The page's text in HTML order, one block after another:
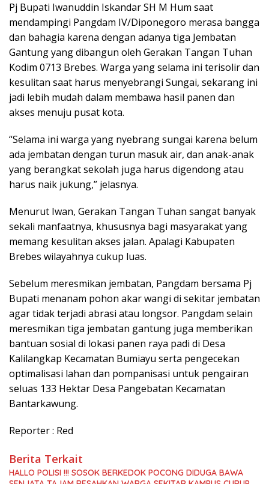
Pj Bupati Iwanuddin Iskandar SH M Hum saat
mendampingi Pangdam IV/Diponegoro merasa bangga
dan bahagia karena dengan adanya tiga Jembatan
Gantung yang dibangun oleh Gerakan Tangan Tuhan
Kodim 0713 Brebes. Warga yang selama ini terisolir dan
kesulitan saat harus menyebrangi Sungai, sekarang ini
jadi lebih mudah dalam membawa hasil panen dan
akses menuju pusat kota.
“Selama ini warga yang nyebrang sungai karena belum
ada jembatan dengan turun masuk air, dan anak-anak
yang berangkat sekolah juga harus digendong atau
harus naik jukung,” jelasnya.
Menurut Iwan, Gerakan Tangan Tuhan sangat banyak
sekali manfaatnya, khususnya bagi masyarakat yang
memang kesulitan akses jalan. Apalagi Kabupaten
Brebes wilayahnya cukup luas.
Sebelum meresmikan jembatan, Pangdam bersama Pj
Bupati menanam pohon akar wangi di sekitar jembatan
agar tidak terjadi abrasi atau longsor. Pangdam selain
meresmikan tiga jembatan gantung juga memberikan
bantuan sosial di lokasi panen raya padi di Desa
Kalilangkap Kecamatan Bumiayu serta pengecekan
optimalisasi lahan dan pompanisasi untuk pengairan
seluas 133 Hektar Desa Pangebatan Kecamatan
Bantarkawung.
Reporter : Red
Berita Terkait
HALLO POLISI !!! SOSOK BERKEDOK POCONG DIDUGA BAWA